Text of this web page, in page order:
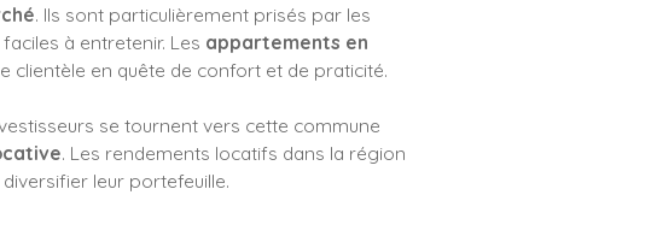
. Ils sont particulièrement prisés par les
à entretenir. Les appartements en
clientèle en quête de confort et de praticité.
se tournent vers cette commune
. Les rendements locatifs dans la région
leur portefeuille.